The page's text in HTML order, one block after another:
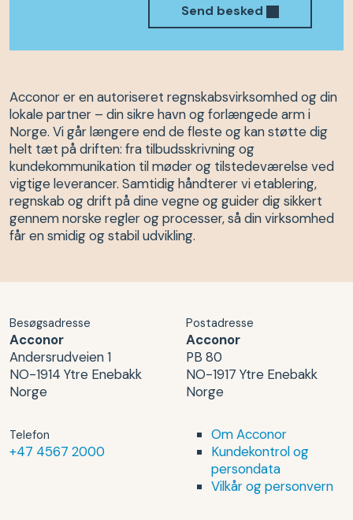
Send besked
Acconor er en autoriseret regnskabsvirksomhed og din
lokale partner – din sikre havn og forlængede arm i
Norge. Vi går længere end de fleste og kan støtte dig
helt tæt på driften: fra tilbudsskrivning og
kundekommunikation til møder og tilstedeværelse ved
vigtige leverancer. Samtidig håndterer vi etablering,
regnskab og drift på dine vegne og guider dig sikkert
gennem norske regler og processer, så din virksomhed
får en smidig og stabil udvikling.
Besøgsadresse
Acconor
Andersrudveien 1
NO-1914 Ytre Enebakk
Norge
Postadresse
Acconor
PB 80
NO-1917 Ytre Enebakk
Norge
Telefon
+47 4567 2000
Om Acconor
Kundekontrol og
persondata
Vilkår og personvern